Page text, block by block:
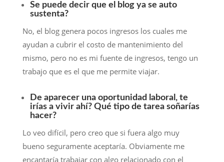
Se puede decir que el blog ya se auto
sustenta?
No, el blog genera pocos ingresos los cuales me
ayudan a cubrir el costo de mantenimiento del
mismo, pero no es mi fuente de ingresos, tengo un
trabajo que es el que me permite viajar.
De aparecer una oportunidad laboral, te
irías a vivir ahí? Qué tipo de tarea soñarías
hacer?
Lo veo difícil, pero creo que si fuera algo muy
bueno seguramente aceptaría. Obviamente me
encantaría trabajar con algo relacionado con el